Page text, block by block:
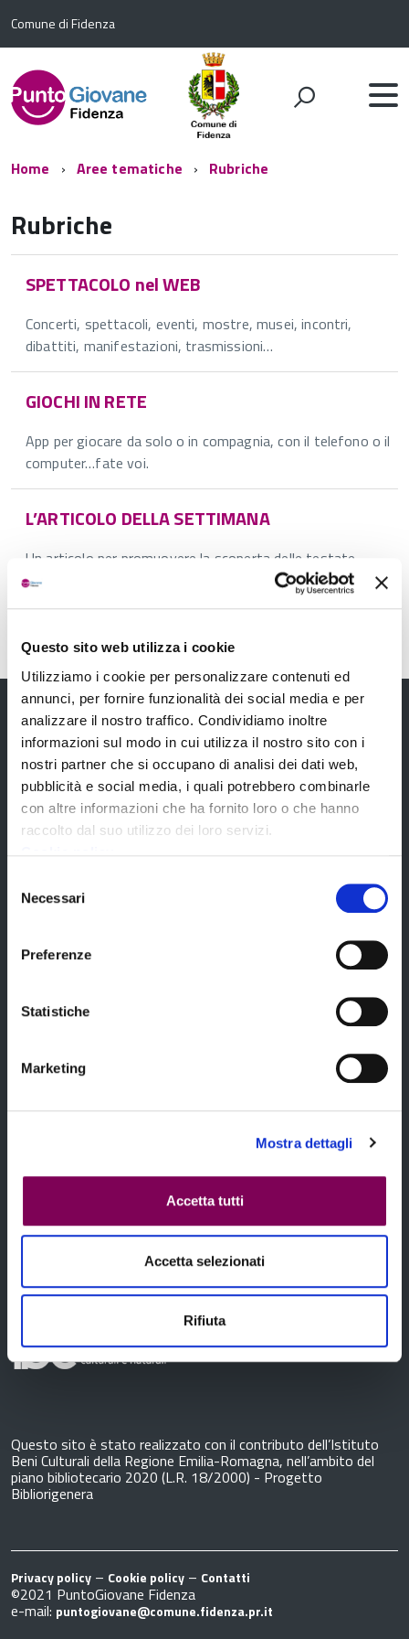
Questo sito web utilizza i cookie
Utilizziamo i cookie per personalizzare contenuti ed
annunci, per fornire funzionalità dei social media e per
analizzare il nostro traffico. Condividiamo inoltre
informazioni sul modo in cui utilizza il nostro sito con i
nostri partner che si occupano di analisi dei dati web,
pubblicità e social media, i quali potrebbero combinarle
con altre informazioni che ha fornito loro o che hanno
raccolto dal suo utilizzo dei loro servizi.
delNecessari
Preferenze
Statistiche
Marketing
Mostra dettagli
Accetta tutti
Accetta selezionati
Rifiuta
Comune di Fidenza
Home Aree tematiche Rubriche
Rubriche
SPETTACOLO nel WEB
Concerti, spettacoli, eventi, mostre, musei, incontri,
dibattiti, manifestazioni, trasmissioni…
GIOCHI IN RETE
App per giocare da solo o in compagnia, con il telefono o il
computer…fate voi.
L’ARTICOLO DELLA SETTIMANA
Un articolo per promuovere la scoperta delle testate
editoriali on line.
Notizie
Questo sito è stato realizzato con il contributo dell’Istituto
Beni Culturali della Regione Emilia-Romagna, nell’ambito del
piano bibliotecario 2020 (L.R. 18/2000) - Progetto
Bibliorigenera
Privacy policy – Cookie policy – Contatti
©2021 PuntoGiovane Fidenza
e-mail: puntogiovane@comune.fidenza.pr.it